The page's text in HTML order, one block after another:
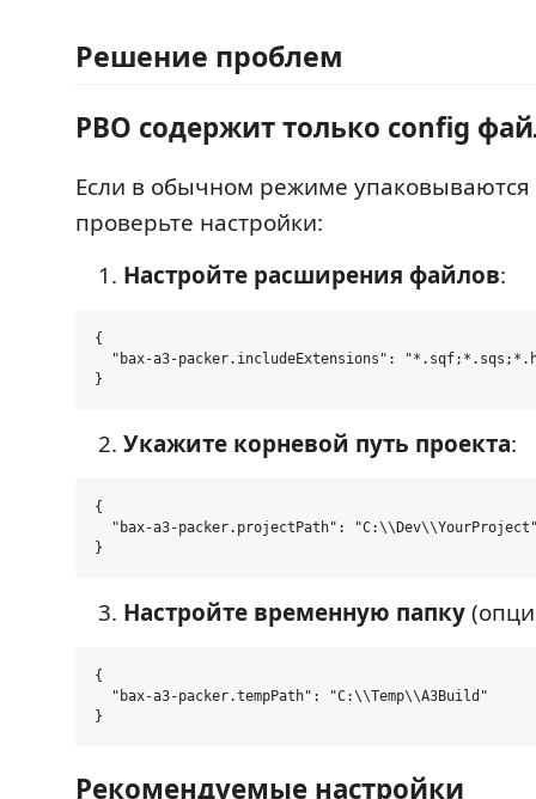
Решение проблем
PBO содержит только config
Если в обычном режиме упаковываются
проверьте настройки:
Настройте расширения файлов:
{
"bax-a3-packer.includeExtensions":
Укажите корневой путь проекта:
{
"bax-a3-packer.projectPath":
Настройте временную папку
{
  "bax-a3-packer.tempPath": "C:\\Temp\\A3Build"
Рекомендуемые настройки